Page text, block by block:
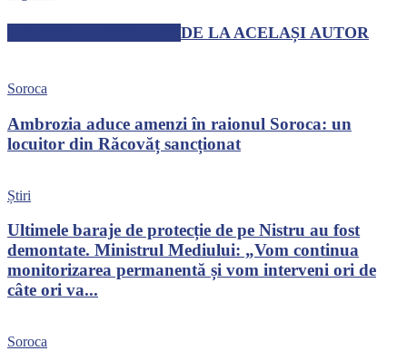
DE LA ACELAȘI AUTOR
Soroca
Ambrozia aduce amenzi în raionul Soroca: un
locuitor din Răcovăț sancționat
Știri
Ultimele baraje de protecție de pe Nistru au fost
demontate. Ministrul Mediului: „Vom continua
monitorizarea permanentă și vom interveni ori de
câte ori va...
Soroca